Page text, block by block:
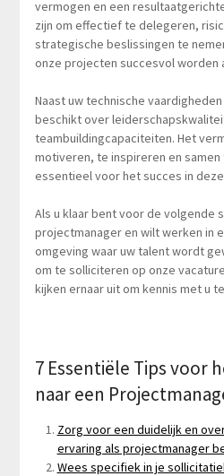
vermogen en een
zijn om effectief te delegeren,
strategische beslissingen te
onze projecten succesvol worden
Naast uw technische
beschikt over
teambuildingcapaciteiten. Het
motiveren, te inspireren en
essentieel voor het succes in
Als u klaar bent voor de volgende
projectmanager en wilt werken in
omgeving waar uw talent wordt
om te solliciteren op onze
kijken ernaar uit om kennis met u
7 Essentiële Tips voor
naar een
Zorg voor een duidelijk en
ervaring als projectmanager
Wees specifiek in je